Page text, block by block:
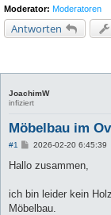
Moderator: Moderatoren
Antworten
JoachimW
infiziert
Möbelbau im
#1
B
i
a
2026-02-20 6:45:39
Hallo zusammen,
ich bin leider kein
Möbelbau.